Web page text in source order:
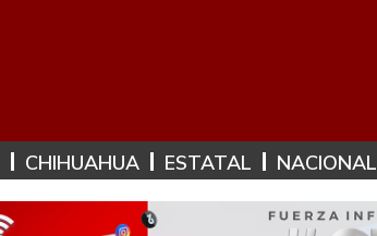
CHIHUAHUA ESTATAL NACIONAL